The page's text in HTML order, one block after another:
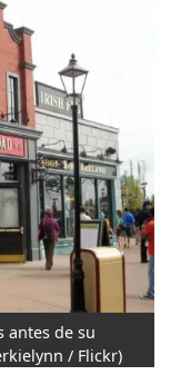
antes de su
/ Flickr)